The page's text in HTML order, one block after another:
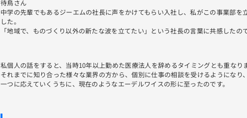
待鳥さん
中学の先輩でもあるジーエムの社長に声をかけてもらい入社し、私がこの事業部を
した。
「地域で、ものづくり以外の新たな波を立てたい」という社長の言葉に共感したの
私個人の話をすると、当時10年以上勤めた医療法人を辞めるタイミングとも重なり
それまでに知り合った様々な業界の方から、個別に仕事の相談を受けるようになり
一つに応えていくうちに、現在のようなエーデルワイスの形に至ったのです。